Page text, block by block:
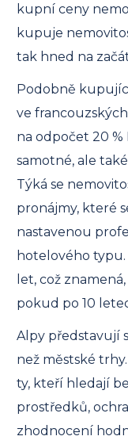
kupní ceny
kupuje
tak hned na
Podobně
ve
na odpočet 20 %
samotné, ale
Týká se
pronájmy, které
nastavenou
hotelového
let, což
pokud po 10
Alpy představují
než městské
ty, kteří hledají
prostředků,
zhodnocení